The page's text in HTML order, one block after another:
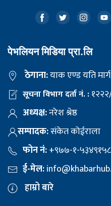
पेभलियन मिडिया प्रा.लि
ठेगाना:याक एण्ड यति
सूचना विभाग दर्ता नं. :
अध्यक्ष:नरेश श्रेष्ठ
सम्पादक:संकेत कोईराला
फोन नं:+९७७-१-५३४९१५८
ई-मेल:
हाम्रो बारे